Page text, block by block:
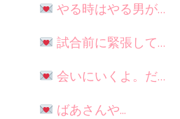
やる時はやる男が…
試合前に緊張して…
会いにいくよ。だ…
ばあさんや...